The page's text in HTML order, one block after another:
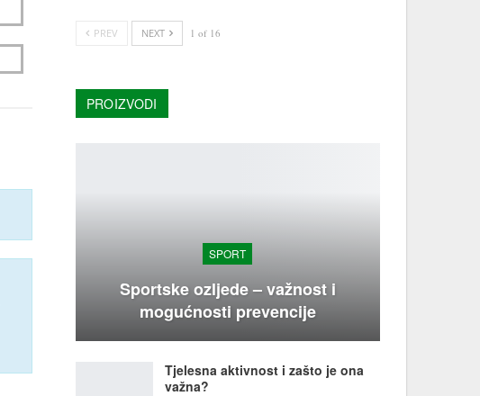
PREV NEXT 1 of 16
PROIZVODI
SPORT
Sportske ozljede – važnost i
mogućnosti prevencije
Tjelesna aktivnost i zašto je ona
važna?